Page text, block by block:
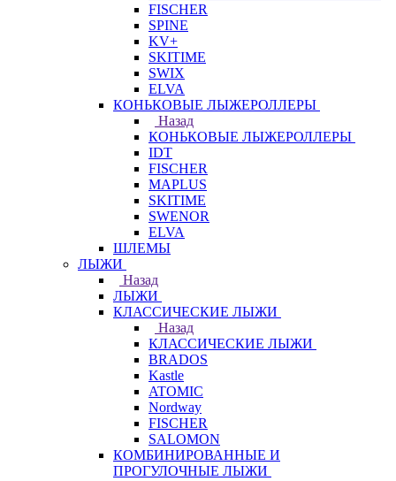
FISCHER
SPINE
KV+
SKITIME
SWIX
ELVA
КОНЬКОВЫЕ ЛЫЖЕРОЛЛЕРЫ
Назад
КОНЬКОВЫЕ ЛЫЖЕРОЛЛЕРЫ
IDT
FISCHER
MAPLUS
SKITIME
SWENOR
ELVA
ШЛЕМЫ
ЛЫЖИ
Назад
ЛЫЖИ
КЛАССИЧЕСКИЕ ЛЫЖИ
Назад
КЛАССИЧЕСКИЕ ЛЫЖИ
BRADOS
Kastle
ATOMIC
Nordway
FISCHER
SALOMON
КОМБИНИРОВАННЫЕ И
ПРОГУЛОЧНЫЕ ЛЫЖИ